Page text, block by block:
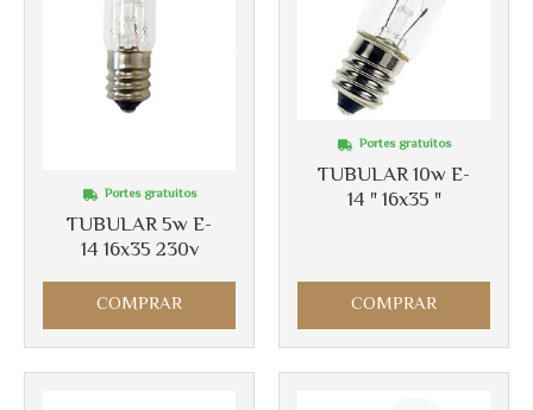
TUBULAR 5w E-
14 16x35 230v
Portes gratuitos
COMPRAR
TUBULAR 10w E-
14 " 16x35 "
Portes gratuitos
COMPRAR
Más info